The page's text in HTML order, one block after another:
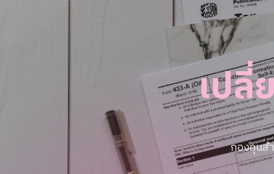
เปลี่
กองทุนส